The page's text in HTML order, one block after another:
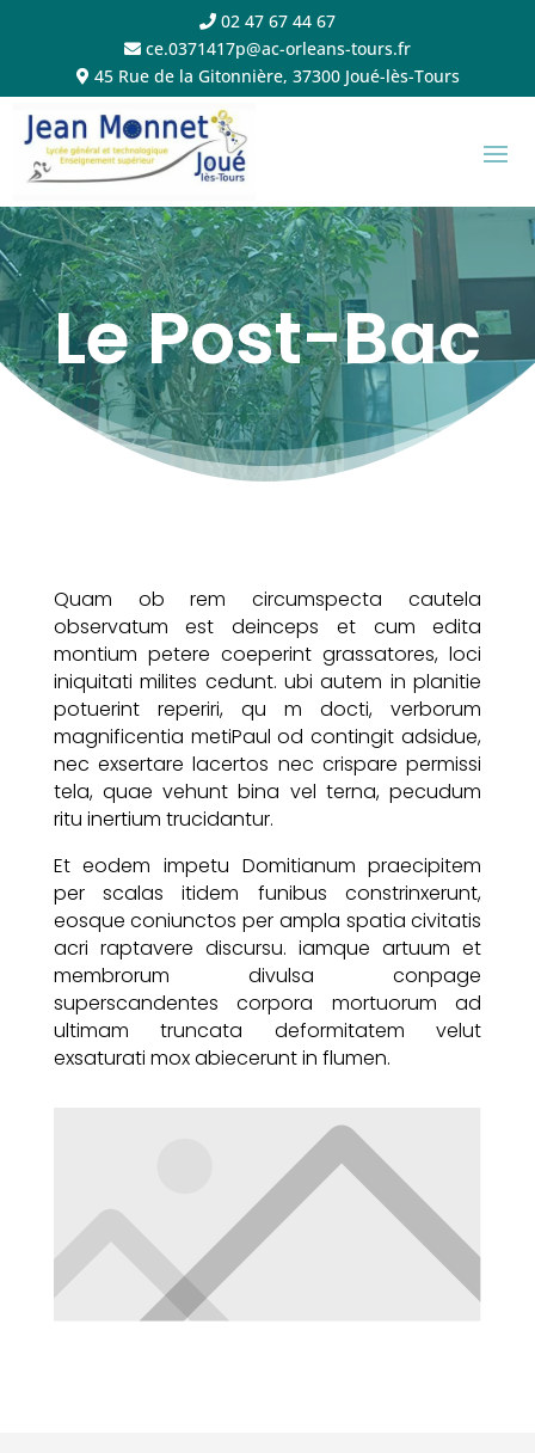
02 47 67 44 67
ce.0371417p@ac-orleans-tours.fr
45 Rue de la Gitonnière, 37300 Joué-lès-Tours
Le Post-Bac
Quam ob rem circumspecta cautela
observatum est deinceps et cum edita
montium petere coeperint grassatores, loci
iniquitati milites cedunt. ubi autem in planitie
potuerint reperiri, qu m docti, verborum
magnificentia metiPaul od contingit adsidue,
nec exsertare lacertos nec crispare permissi
tela, quae vehunt bina vel terna, pecudum
ritu inertium trucidantur.
Et eodem impetu Domitianum praecipitem
per scalas itidem funibus constrinxerunt,
eosque coniunctos per ampla spatia civitatis
acri raptavere discursu. iamque artuum et
membrorum divulsa conpage
superscandentes corpora mortuorum ad
ultimam truncata deformitatem velut
exsaturati mox abiecerunt in flumen.